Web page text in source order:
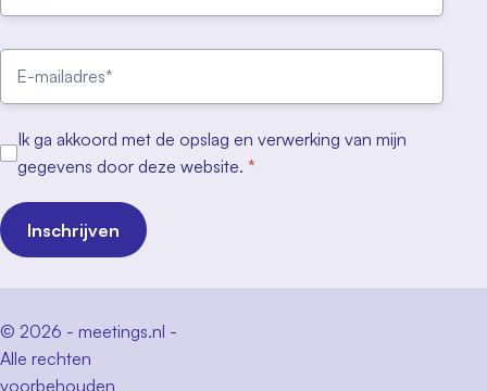
Ik ga akkoord met de opslag en verwerking van mijn
gegevens door deze website. *
Inschrijven
© 2026 - meetings.nl -
Alle rechten
voorbehouden